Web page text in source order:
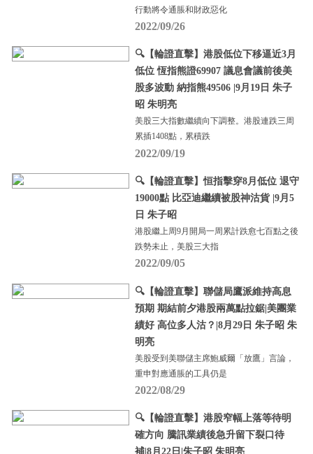
行動將令通脹和財政惡化
2022/09/26
🔍【輪證直擊】港股低位下移逼近3月
低位 恆指熊證69907 議息會議前後美
股多波動 納指熊49506 |9月19日 朱子
昭 朱明亮
美股三大指數繼續向下調整。港股連跌三周
累插1408點，累積跌
2022/09/19
🔍【輪證直擊】恒指擊穿8月低位 退守
19000點 比亞迪繼續被股神沽貨 |9月5
日 朱子昭
港股繼上周9月開局一周累計跌愈七百點之後
跌勢未止，美股三大指
2022/09/05
🔍【輪證直擊】聯儲局鷹派維持高息
預期 期結前夕港股兩萬點拉鋸|美團業
績好 高位多人沽？|8月29日 朱子昭 朱
明亮
美股受到美聯儲主席鮑威爾「放鷹」言論，
重申對應通脹的工具仍是
2022/08/29
🔍【輪證直擊】港股窄幅上落等待明
確方向 騰訊業績後急升留下裂口待
補|8月22日|朱子昭 朱明亮